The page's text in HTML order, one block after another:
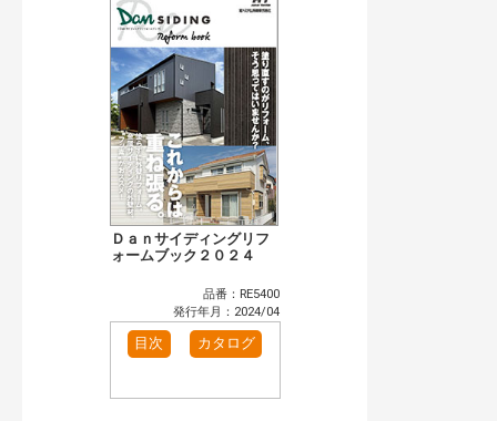
おすすめハッシュタグ
まずはここから（1）
施工イメージ・アイデア集（1）
リフォームおすすめ（5）
省エネ住宅関連（4）
カテゴリー
窓・シャッター（1）
玄関ドア・引戸（5）
インテリア建材（6）
浴室（10）
洗面化粧室（4）
トイレ（2）
検索
Ｄａｎサイディングリフ
ォームブック２０２４
品番：RE5400
発行年月：2024/04
目次 カタログ